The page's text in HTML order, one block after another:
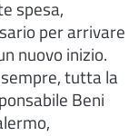
spesa,
per arrivare
nuovo inizio.
tutta la
Beni